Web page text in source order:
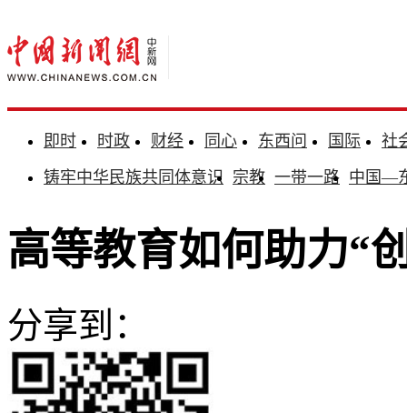
即时 时政 财经 同心 东西问 国际
社
铸牢中华民族共同体意识 宗教 一带一路 中国—
高等教育如何助力“
分享到：